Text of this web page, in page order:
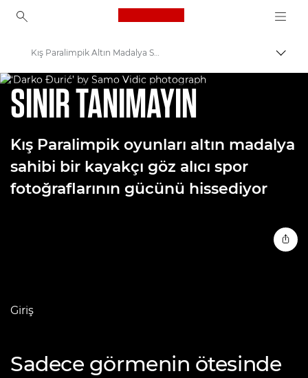
Canon Logo, back to
İçerik
Canon
Welcome to VIEW
Kış Paralimpik Altın Madalya Sahibi Kayakçı ve Spor Fotoğrafı
SINIR TANIMAYIN
Kış Paralimpik oyunları altın madalya
sahibi bir kayakçı göz alıcı spor
fotoğraflarının gücünü hissediyor
Giriş
Sadece görmenin ötesinde